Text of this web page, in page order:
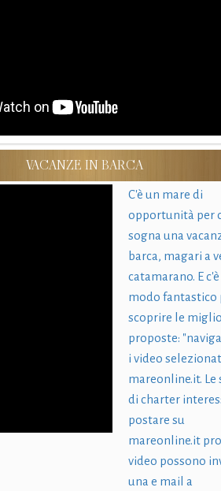
VACANZE IN BARCA
C'è un mare di
opportunità per
sogna una
barca, magari a
catamarano. E
modo fantastico
scoprire le
proposte:
i video
mareonline.it. Le
di charter
postare su
mareonline.it
video possono
una e mail a